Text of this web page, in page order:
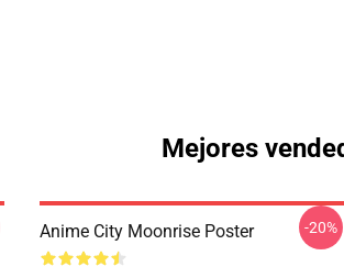
Mejores
Anime City Moonrise Poster -20%